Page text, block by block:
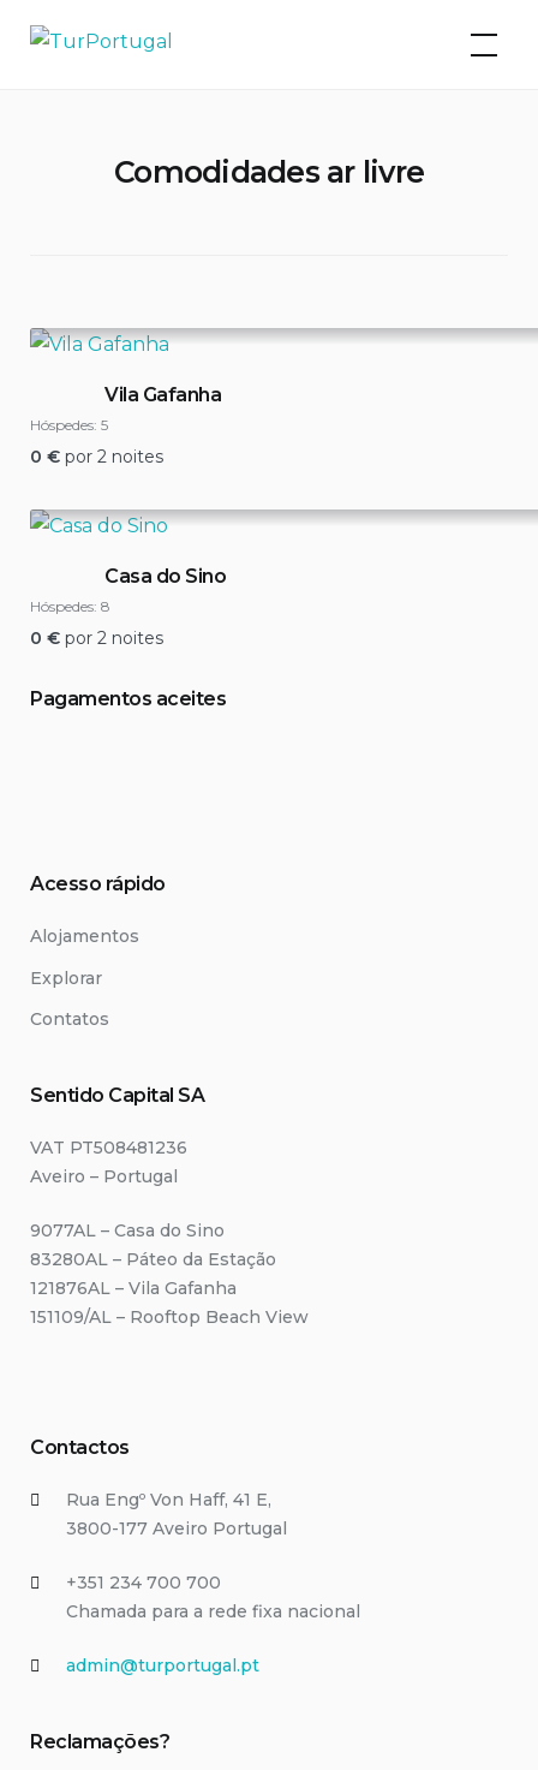
TurPortugal
Comodidades ar livre
Vila Gafanha
Hóspedes: 5
0 € por 2 noites
Casa do Sino
Hóspedes: 8
0 € por 2 noites
Pagamentos aceites
Acesso rápido
Alojamentos
Explorar
Contatos
Sentido Capital SA
VAT PT508481236
Aveiro – Portugal
9077AL – Casa do Sino
83280AL – Páteo da Estação
121876AL – Vila Gafanha
151109/AL – Rooftop Beach View
Contactos
Rua Engº Von Haff, 41 E,
3800-177 Aveiro Portugal
+351 234 700 700
Chamada para a rede fixa nacional
admin@turportugal.pt
Reclamações?